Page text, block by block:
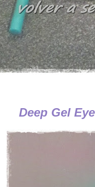
Deep Gel